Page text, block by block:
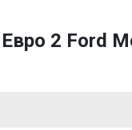
2 Ford